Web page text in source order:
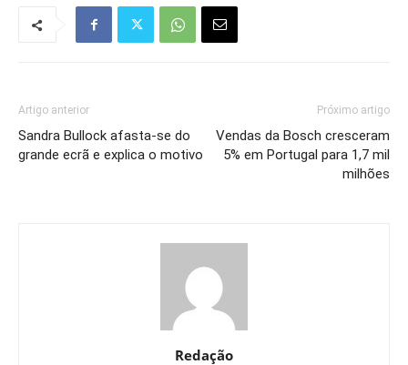
Artigo anterior
Sandra Bullock afasta-se do
grande ecrã e explica o motivo
Próximo artigo
Vendas da Bosch cresceram
5% em Portugal para 1,7 mil
milhões
Redação